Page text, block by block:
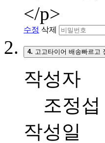
</p>
수정 삭제
4. 고고타이어 배송빠르고
작성자
조정섭
작성일